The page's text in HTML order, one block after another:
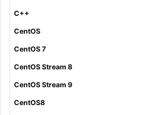
C++
CentOS
CentOS 7
CentOS Stream 8
CentOS Stream 9
CentOS8